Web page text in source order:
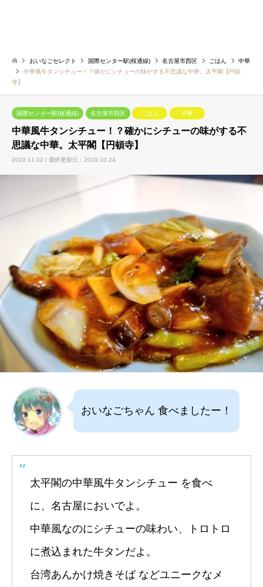
おいなごセレクト 国際センター駅(桜通線) 名古屋市西区 ごはん
中華
中華風牛タンシチュー！？確かにシチューの味がする不思議な中華。太平閣【円頓
寺】
国際センター駅(桜通線) 名古屋市西区 ごはん 中華
中華風牛タンシチュー！？確かにシチューの味がする不
思議な中華。太平閣【円頓寺】
2019.11.02 / 最終更新日：2019.10.24
おいなごちゃん 食べましたー！
太平閣の中華風牛タンシチュー を食べ
に、名古屋においでよ。
中華風なのにシチューの味わい、トロトロ
に煮込まれた牛タンだよ。
台湾あんかけ焼きそば などユニークなメ